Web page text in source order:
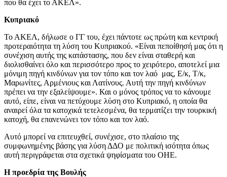
που θα έχει το ΑΚΕΛ».
Κυπριακό
Το ΑΚΕΛ, δήλωσε ο ΓΓ του, έχει πάντοτε ως πρώτη και κεντρική
προτεραιότητα τη λύση του Κυπριακού. «Είναι πεποίθησή μας ότι η
συνέχιση αυτής της κατάστασης, που δεν είναι σταθερή και
διολισθαίνει όλο και περισσότερο προς το χειρότερο, αποτελεί μια
μόνιμη πηγή κινδύνων για τον τόπο και τον λαό μας, Ε/κ, Τ/κ,
Μαρωνίτες, Αρμένιους και Λατίνους. Αυτή την πηγή κινδύνων
πρέπει να την εξαλείψουμε». Και ο μόνος τρόπος να το κάνουμε
αυτό, είπε, είναι να πετύχουμε λύση στο Κυπριακό, η οποία θα
αναιρεί όλα τα κατοχικά τετελεσμένα, θα τερματίζει την τουρκική
κατοχή, θα επανενώνει τον τόπο και τον λαό.
Αυτό μπορεί να επιτευχθεί, συνέχισε, στο πλαίσιο της
συμφωνημένης βάσης για λύση ΔΔΟ με πολιτική ισότητα όπως
αυτή περιγράφεται στα σχετικά ψηφίσματα του ΟΗΕ.
Η προεδρία της Βουλής